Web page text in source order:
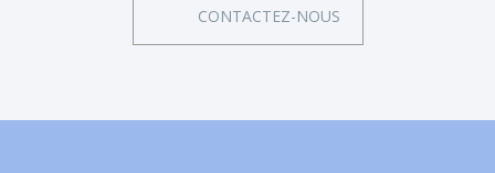
CONTACTEZ-NOUS